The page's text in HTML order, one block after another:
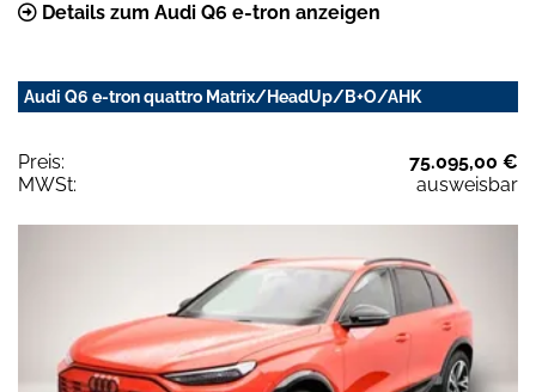
Details zum Audi Q6 e-tron anzeigen
Audi Q6 e-tron quattro Matrix/HeadUp/B+O/AHK
Preis:
75.095,00 €
MWSt:
ausweisbar